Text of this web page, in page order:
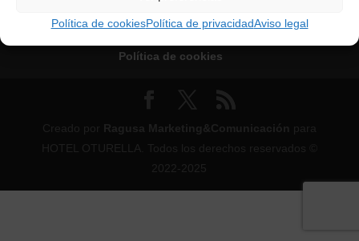
Política de cookiesPolítica de privacidadAviso legal
Política de cookies